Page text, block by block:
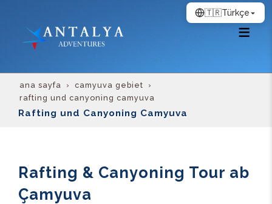
ana sayfa
camyuva gebiet
rafting und canyoning camyuva
Rafting und Canyoning Camyuva
Rafting & Canyoning Tour ab
Çamyuva
🇹🇷Türkçe